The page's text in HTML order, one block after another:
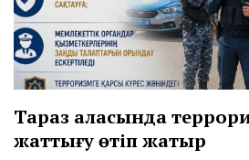
Тараз қаласында
жаттығу өтіп жатыр